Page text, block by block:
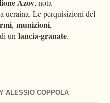
ALESSIO COPPOLA
Azov, nota
ucraina. Le perquisizioni del
, munizioni,
un lancia-granate.